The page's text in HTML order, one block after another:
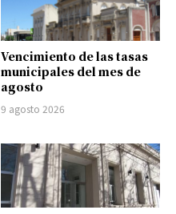
Vencimiento de las tasas
municipales del mes de
agosto
9 agosto 2026